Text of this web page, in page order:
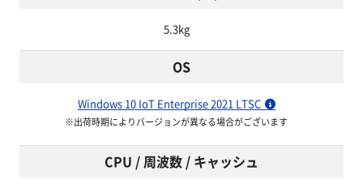
5.3kg
OS
Windows 10 IoT Enterprise 2021 LTSC
※出荷時期によりバージョンが異なる場合がございます
CPU / 周波数 / キャッシュ